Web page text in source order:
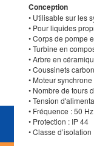
Conception
• Utilisable sur les
• Pour liquides
• Corps de pompe
• Turbine en
• Arbre en
• Coussinets
• Moteur
• Nombre de tours
• Tension
• Fréquence : 50 Hz
• Protection : IP 44
• Classe d’isolation